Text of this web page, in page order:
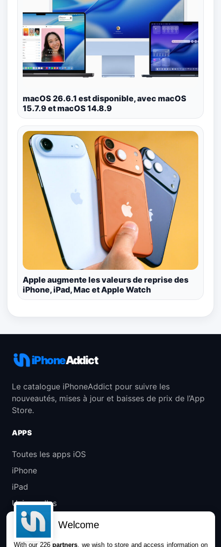
macOS 26.6.1 est disponible, avec macOS
15.7.9 et macOS 14.8.9
Apple augmente les valeurs de reprise des
iPhone, iPad, Mac et Apple Watch
iPhoneAddict
Le catalogue iPhoneAddict pour suivre les
nouveautés, mises à jour et baisses de prix de l’App
Store.
APPS
Toutes les apps iOS
iPhone
iPad
Universelles
Mac
Apple TV
Welcome
With our 226partners , we wish to store and access information on